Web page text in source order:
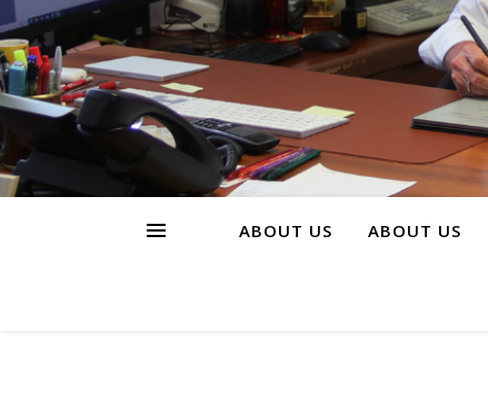
ABOUT US ABOUT US